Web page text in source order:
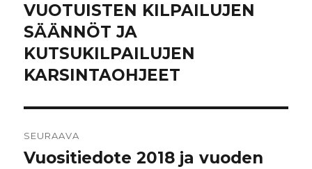
artikkeli:
VUOTUISTEN KILPAILUJEN
SÄÄNNÖT JA
KUTSUKILPAILUJEN
KARSINTAOHJEET
SEURAAVA
Seuraava
Vuositiedote 2018 ja vuoden